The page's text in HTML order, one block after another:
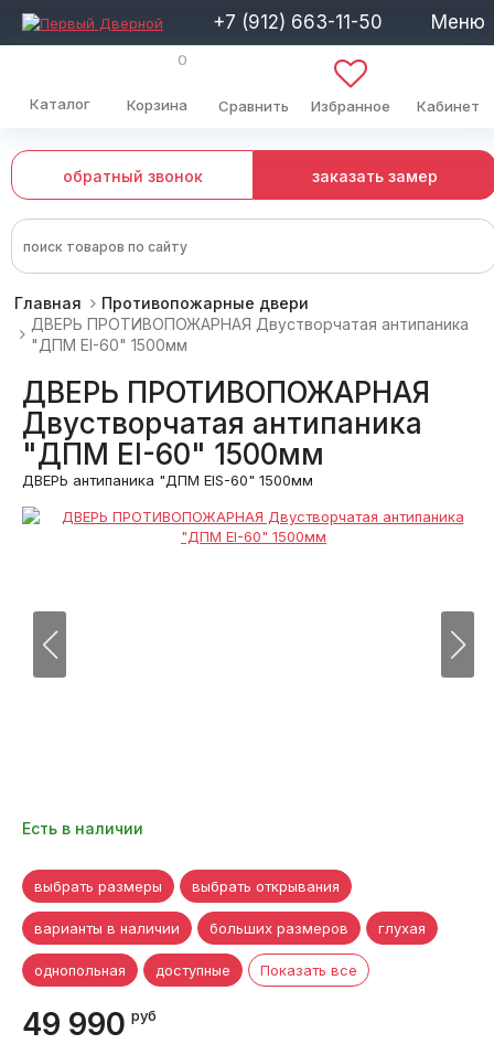
+7 (912) 663-11-50 Меню
Каталог
0
Корзина Сравнить Избранное Кабинет
обратный звонок заказать замер
Главная
Противопожарные двери
ДВЕРЬ ПРОТИВОПОЖАРНАЯ Двустворчатая антипаника
"ДПМ EI-60" 1500мм
ДВЕРЬ ПРОТИВОПОЖАРНАЯ
Двустворчатая антипаника
"ДПМ EI-60" 1500мм
ДВЕРЬ антипаника "ДПМ EIS-60" 1500мм
Есть в наличии
выбрать размеры выбрать открывания
варианты в наличии больших размеров глухая
однопольная доступные Показать все
49 990 руб